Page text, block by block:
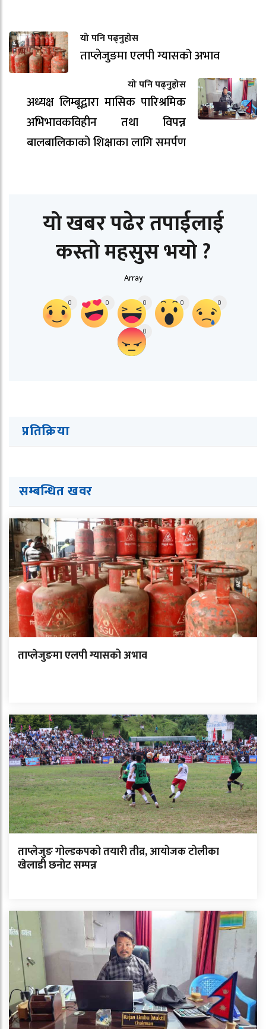
यो पनि पढ्नुहोस
ताप्लेजुङमा एलपी ग्यासको अभाव
यो पनि पढ्नुहोस
अध्यक्ष लिम्बूद्वारा मासिक पारिश्रमिक
अभिभावकविहीन तथा विपन्न
बालबालिकाको शिक्षाका लागि समर्पण
यो खबर पढेर तपाईलाई
कस्तो महसुस भयो ?
Array
0 0 0 0 0
0
प्रतिक्रिया
सम्बन्धित खवर
ताप्लेजुङमा एलपी ग्यासको अभाव
ताप्लेजुङ गोल्डकपको तयारी तीव्र, आयोजक टोलीका
खेलाडी छनोट सम्पन्न